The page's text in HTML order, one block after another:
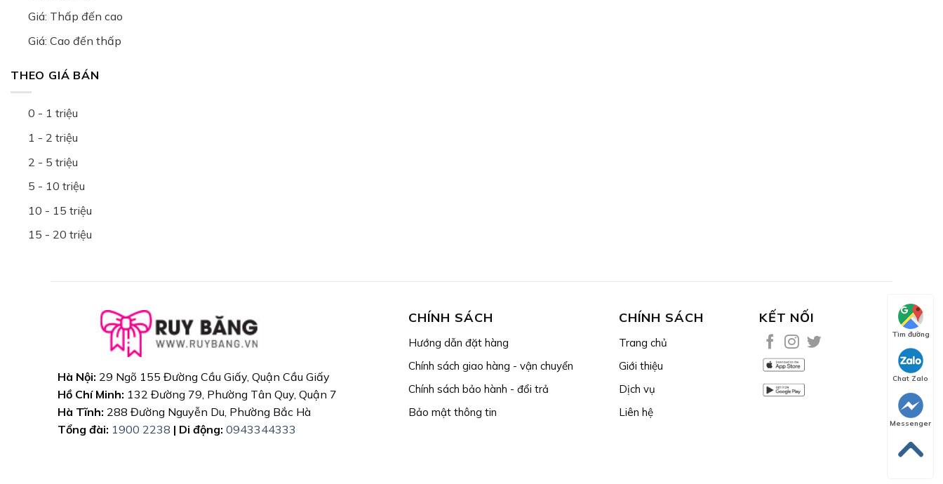
Giá: Thấp đến cao
Giá: Cao đến thấp
THEO GIÁ BÁN
0 - 1 triệu
1 - 2 triệu
2 - 5 triệu
5 - 10 triệu
10 - 15 triệu
15 - 20 triệu
Hà Nội: 29 Ngõ 155 Đường Cầu Giấy, Quận Cầu Giấy
Hồ Chí Minh: 132 Đường 79, Phường Tân Quy, Quận 7
Hà Tĩnh: 288 Đường Nguyễn Du, Phường Bắc Hà
Tổng đài: 1900 2238 | Di động: 0943344333
CHÍNH SÁCH
Hướng dẫn đặt hàng
Chính sách giao hàng - vận chuyển
Chính sách bảo hành - đổi trả
Bảo mật thông tin
CHÍNH SÁCH
Trang chủ
Giới thiệu
Dịch vụ
Liên hệ
KẾT NỐI
Tìm đường
Chat Zalo
Messenger